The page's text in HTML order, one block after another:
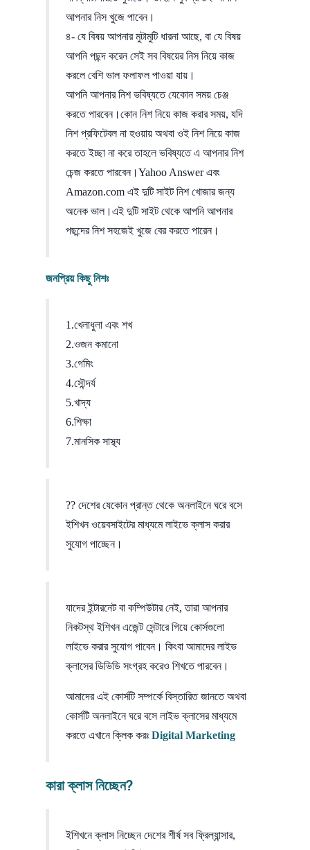
আপনার নিস খুজে পাবেন।
৪- যে বিষয় আপনার মুটামুটি ধারনা আছে, বা যে বিষয়
আপনি পছন্দ করেন সেই সব বিষয়ের নিস নিয়ে কাজ
করলে বেশি ভাল ফলাফল পাওয়া যায়।
আপনি আপনার নিশ ভবিষ্যতে যেকোন সময় চেঞ্জ
করতে পারবেন।কোন নিশ নিয়ে কাজ করার সময়, যদি
নিশ প্রফিটেবল না হওয়ায় অথবা ওই নিশ নিয়ে কাজ
করতে ইচ্ছা না করে তাহলে ভবিষ্যতে এ আপনার নিশ
চেন্জ করতে পারবেন।Yahoo Answer এবং
Amazon.com এই দুটি সাইট নিশ খোজার জন্য
অনেক ভাল।এই দুটি সাইট থেকে আপনি আপনার
পছন্দের নিশ সহজেই খুজে বের করতে পারেন।
জনপ্রিয় কিছু নিশঃ
1.খেলাধুলা এবং শখ
2.ওজন কমানো
3.গেমিং
4.সৌন্দর্য
5.খাদ্য
6.শিক্ষা
7.মানসিক সাস্থ্য
?? দেশের যেকোন প্রান্ত থেকে অনলাইনে ঘরে বসে
ইশিখন ওয়েবসাইটের মাধ্যমে লাইভে ক্লাস করার
সুযোগ পাচ্ছেন।
যাদের ইন্টারনেট বা কম্পিউটার নেই, তারা আপনার
নিকটস্থ ইশিখন এজেন্ট সেন্টারে গিয়ে কোর্সগুলো
লাইভে করার সুযোগ পাবেন। কিংবা আমাদের লাইভ
ক্লাসের ডিভিডি সংগ্রহ করেও শিখতে পারবেন।
আমাদের এই কোর্সটি সম্পর্কে বিস্তারিত জানতে অথবা
কোর্সটি অনলাইনে ঘরে বসে লাইভ ক্লাসের মাধ্যমে
করতে এখানে ক্লিক করঃ Digital Marketing
কারা ক্লাস নিচ্ছেন?
ইশিখনে ক্লাস নিচ্ছেন দেশের শীর্ষ সব ফ্রিল্যান্সার,